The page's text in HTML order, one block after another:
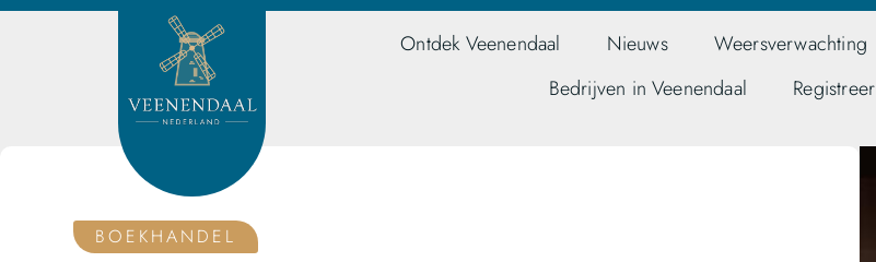
Ontdek Veenendaal Nieuws Weersverwachting
Bedrijven in Veenendaal
Registreer
BOEKHANDEL